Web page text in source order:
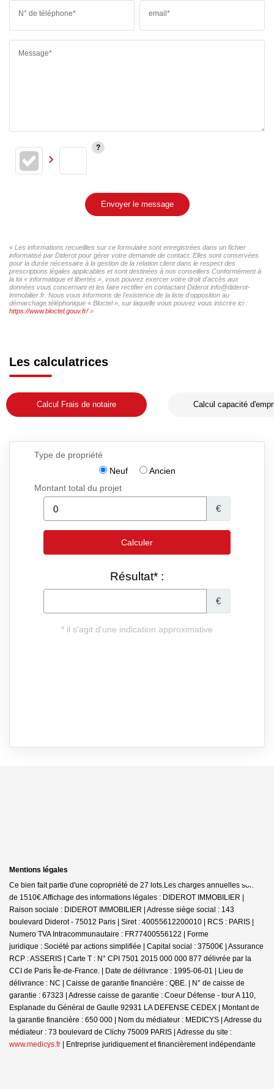
N° de téléphone* email*
Message*
Envoyer le message
« Les informations recueillies sur ce formulaire sont enregistrées dans un fichier
informatisé par Diderot pour gérer votre demande de contact. Elles sont conservées
pour la durée nécessaire à la gestion de la relation client dans le respect des
prescriptions légales applicables et sont destinées à nos conseillers Conformément à
la loi « informatique et libertés », vous pouvez exercer votre droit d'accès aux
données vous concernant et les faire rectifier en contactant Diderot info@diderot-
immobilier.fr. Nous vous informons de l'existence de la liste d'opposition au
démarchage téléphonique « Bloctel », sur laquelle vous pouvez vous inscrire ici :
https://www.bloctel.gouv.fr/»
Les calculatrices
Calcul Frais de notaire Calcul capacité
Mentions légales
Ce bien fait partie d'une copropriété de 27 lots.Les charges annuelles sont
de 1510€. Affichage des informations légales : DIDEROT IMMOBILIER |
Raison sociale : DIDEROT IMMOBILIER | Adresse siège social : 143
boulevard Diderot - 75012 Paris | Siret : 40055612200010 | RCS : PARIS |
Numero TVA Intracommunautaire : FR77400556122 | Forme
juridique : Société par actions simplifiée | Capital social : 37500€ | Assurance
RCP : ASSERIS | Carte T : N° CPI 7501 2015 000 000 877 délivrée par la
CCI de Paris Île-de-France. | Date de délivrance : 1995-06-01 | Lieu de
délivrance : NC | Caisse de garantie financière : QBE. | N° de caisse de
garantie : 67323 | Adresse caisse de garantie : Coeur Défense - tour A 110,
Esplanade du Général de Gaulle 92931 LA DEFENSE CEDEX | Montant de
la garantie financière : 650 000 | Nom du médiateur : MEDICYS | Adresse du
médiateur : 73 boulevard de Clichy 75009 PARIS | Adresse du site :
www.medicys.fr | Entreprise juridiquement et financièrement indépendante